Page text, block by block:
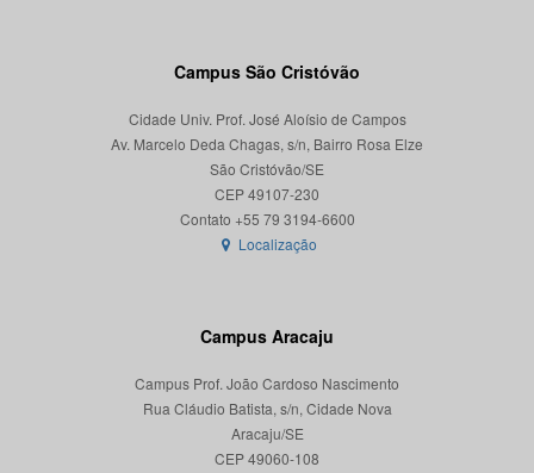
Campus São Cristóvão
Cidade Univ. Prof. José Aloísio de Campos
Av. Marcelo Deda Chagas, s/n, Bairro Rosa Elze
São Cristóvão/SE
CEP 49107-230
Localização
Campus Aracaju
Campus Prof. João Cardoso Nascimento
Rua Cláudio Batista, s/n, Cidade Nova
Aracaju/SE
CEP 49060-108